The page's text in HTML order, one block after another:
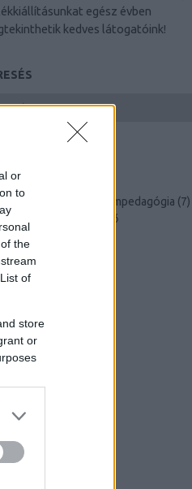
or
to
the
List of
store
or
egész évben
kedves látogatóink!
múzeumpedagógia (7)
Címkefelhő